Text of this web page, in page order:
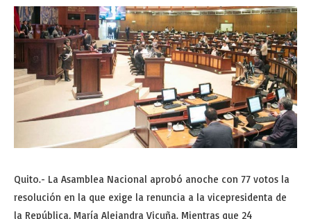
Quito.- La Asamblea Nacional aprobó anoche con 77 votos la
resolución en la que exige la renuncia a la vicepresidenta de
la República, María Alejandra Vicuña. Mientras que 24